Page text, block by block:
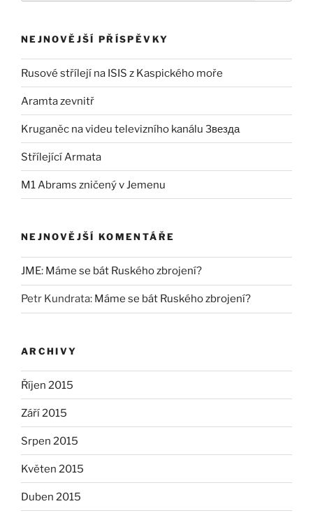
NEJNOVĚJŠÍ PŘÍSPĚVKY
Rusové střílejí na ISIS z Kaspického moře
Aramta zevnitř
Kruganěc na videu televizního kanálu Звезда
Střílející Armata
M1 Abrams zničený v Jemenu
NEJNOVĚJŠÍ KOMENTÁŘE
JME: Máme se bát Ruského zbrojení?
Petr Kundrata: Máme se bát Ruského zbrojení?
ARCHIVY
Říjen 2015
Září 2015
Srpen 2015
Květen 2015
Duben 2015